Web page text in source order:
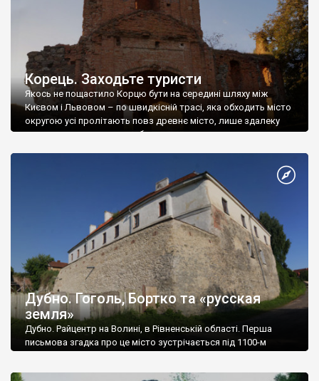
Корець. Заходьте туристи
Якось не пощастило Корцю бути на середині шляху між
Києвом і Львовом – по швидкісній трасі, яка обходить місто
округою усі пролітають повз древнє місто, лише здалеку
краєм ока поглянувши на блиск з
Дубно. Гоголь, Бортко та «русская
земля»
Дубно. Райцентр на Волині, в Рівненській області. Перша
письмова згадка про це місто зустрічається під 1100-м